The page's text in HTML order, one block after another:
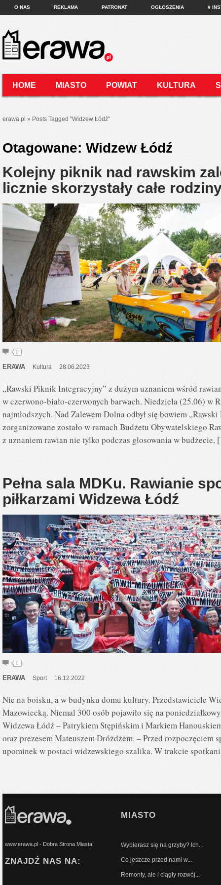
O NAS REKLAMA PATRONAT OGŁOSZENIA #
HOME MIASTO POWIAT KULTURA
erawa.pl » Posts Tagged "Widzew Łódź"
Otagowane: Widzew Łódź
Kolejny piknik nad rawskim
licznie skorzystały całe
0
ERAWA Kultura 28.06.2023
„Rawski Piknik Integracyjny” z dużym uznaniem wśród
w czerwono-biało-czerwonych barwach. Niedziela (25.06) w
najmłodszych. Nad Zalewem Dolna odbył się bowiem
zorganizowane zostało w ramach Budżetu Obywatelskiego
z uznaniem rawian nie tylko podczas głosowania w
Pełna sala MDKu. Rawianie
piłkarzami Widzewa Łódź
0
ERAWA Sport 16.12.2022
Nie na boisku, a w budynku domu kultury. Przedstawiciele
Mazowiecką. Niemal 300 osób pojawiło się na
Widzewa Łódź – Patrykiem Stępińskim i Markiem
oraz prezesem Mateuszem Dróżdżem. – Przed rozpoczęciem
upominek w postaci widzewskiego szalika. W trakcie
www.erawa.pl - Dobra Strona Miasta
ZNAJDŹ NAS NA:
MIASTO
Wybierasz się na grzyby? Ich...
Co jeszcze przed nami w...
Remonty, ale i ciągły rozwój...